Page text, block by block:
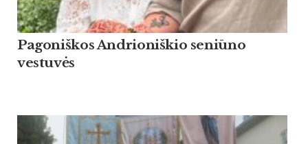
Pagoniškos Andrioniškio seniūno
vestuvės